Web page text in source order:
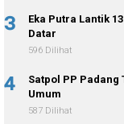
3
Eka Putra Lantik
Datar
596 Dilihat
4
Satpol PP
Umum
587 Dilihat